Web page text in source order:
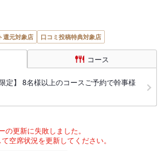
還元対象店 口コミ投稿特典対象店
コース
定】 8名様以上のコースご予約で幹事様
の更新に失敗しました。
空席状況を更新してください。